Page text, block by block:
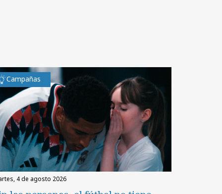
Campañas
4 de agosto 2026